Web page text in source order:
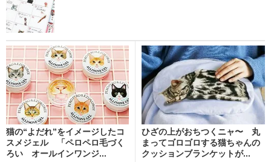
猫の“よだれ”をイメージしたコ
スメジェル 「ペロペロ毛づく
ろい オールインワンジ...
ひざの上がおちつくニャ〜 丸
まってゴロゴロする猫ちゃんの
クッションブランケットが...